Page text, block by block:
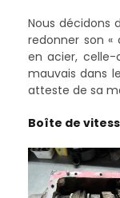
Nous décidons
redonner son «
en acier, celle-
mauvais dans
atteste de sa
Boîte de